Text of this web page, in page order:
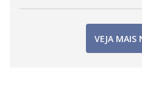
VEJA MAIS